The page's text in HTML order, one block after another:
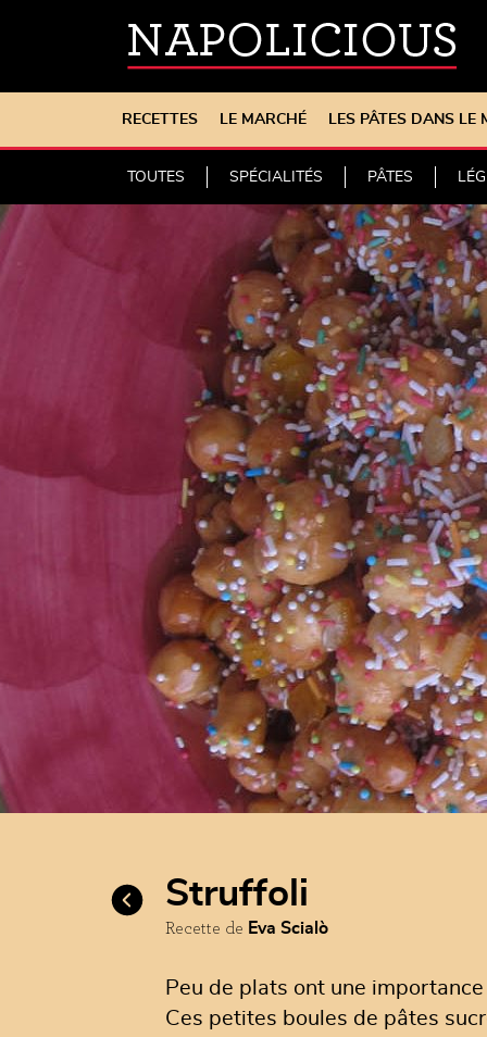
RECETTES LE MARCHÉ LES PÂTES DANS LE
TOUTES SPÉCIALITÉS PÂTES
struffoli
Recette de Eva Scialò
Peu de plats ont une
Ces petites boules de pâtes